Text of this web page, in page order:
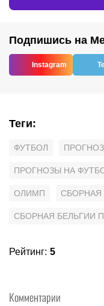
Подпишись на
Instagram
Теги:
ФУТБОЛ
ПРОГНОЗЫ НА
ОЛИМП СБОРНАЯ
СБОРНАЯ БЕЛЬГИИ
Рейтинг: 5
Комментарии